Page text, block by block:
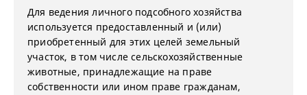
Для ведения личного подсобного хозяйства
используется предоставленный и (или)
приобретенный для этих целей земельный
участок, в том числе сельскохозяйственные
животные, принадлежащие на праве
собственности или ином праве гражданам,